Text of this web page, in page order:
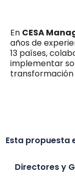
En CESA
años de
13 países,
implementar
Esta propuesta
Directores y